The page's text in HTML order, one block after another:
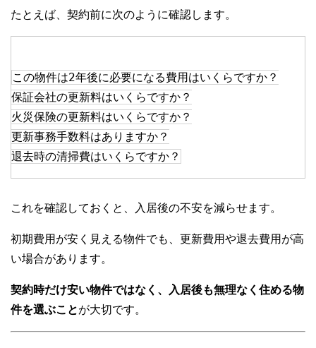
たとえば、契約前に次のように確認します。
この物件は2年後に必要になる費用はいくらですか？
保証会社の更新料はいくらですか？
火災保険の更新料はいくらですか？
更新事務手数料はありますか？
退去時の清掃費はいくらですか？
これを確認しておくと、入居後の不安を減らせます。
初期費用が安く見える物件でも、更新費用や退去費用が高
い場合があります。
契約時だけ安い物件ではなく、入居後も無理なく住める物
件を選ぶことが大切です。